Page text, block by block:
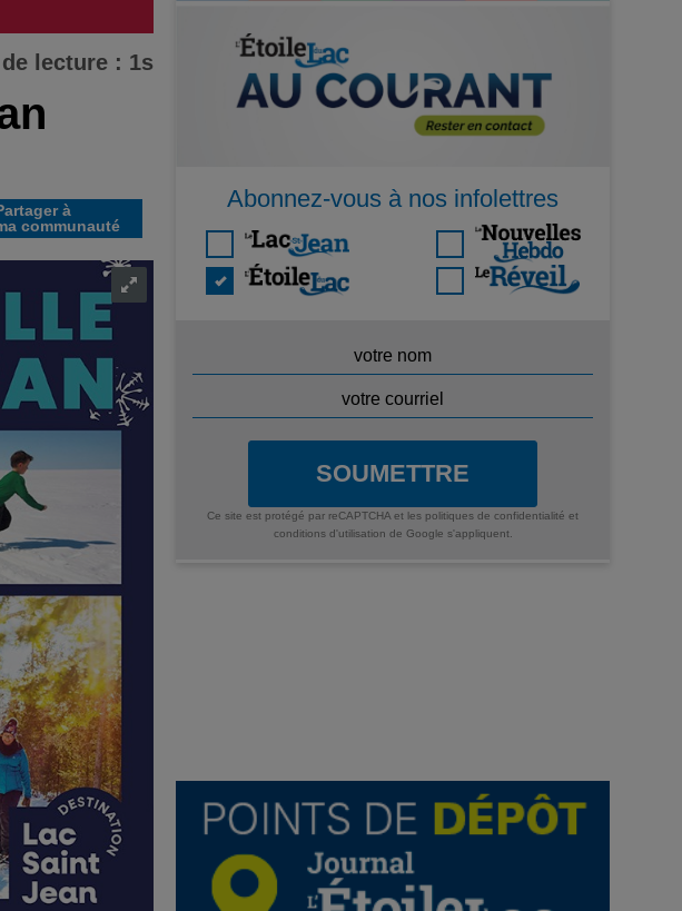
lecture : 1s
à
communauté
Abonnez-vous à nos infolettres
SOUMETTRE
Ce site est protégé par reCAPTCHA et les politiques de confidentialité et
conditions d'utilisation de Google s'appliquent.